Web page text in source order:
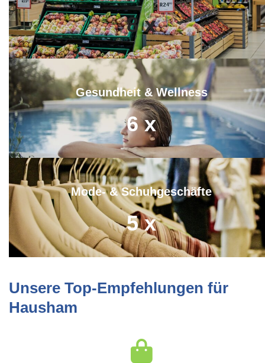
8 x
Gesundheit & Wellness
6 x
Mode- & Schuhgeschäfte
5 x
Unsere Top-Empfehlungen für
Hausham